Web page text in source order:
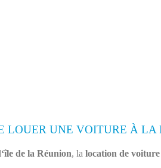
LOUER UNE VOITURE À LA
‘île de la Réunion, la location de voiture